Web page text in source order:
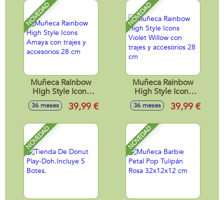
NOVEDAD
Muñeca Rainbow
High Style Icons
Amaya con trajes y
accesorios 28 cm
36 meses 39,99 €
NOVEDAD
Muñeca Rainbow
High Style Icons
Violet Willow con
trajes y accesorios
36 meses 39,99 €
NOVEDAD NOVEDAD